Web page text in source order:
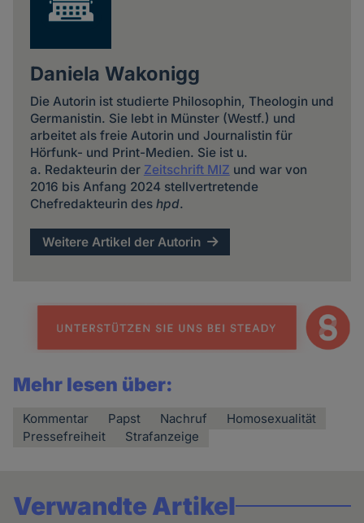
Daniela Wakonigg
Die Autorin ist studierte Philosophin, Theologin und
Germanistin. Sie lebt in Münster (Westf.) und
arbeitet als freie Autorin und Journalistin für
Hörfunk- und Print-Medien. Sie ist u.
a. Redakteurin der Zeitschrift MIZ und war von
2016 bis Anfang 2024 stellvertretende
Chefredakteurin des hpd.
Weitere Artikel der Autorin
Mehr lesen über:
Kommentar Papst Nachruf
Homosexualität
Pressefreiheit
Strafanzeige
Verwandte Artikel